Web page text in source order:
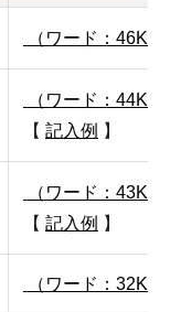
（ワード：46KB
（ワード：44KB
【 記入例 】
（ワード：43KB
【 記入例 】
（ワード：32KB